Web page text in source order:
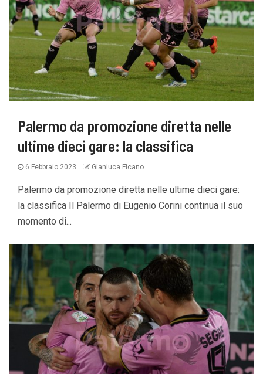
Palermo da promozione diretta nelle
ultime dieci gare: la classifica
6 Febbraio 2023 Gianluca Ficano
Palermo da promozione diretta nelle ultime dieci gare:
la classifica Il Palermo di Eugenio Corini continua il suo
momento di...